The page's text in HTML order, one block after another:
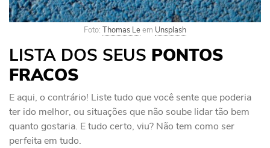
Foto: Thomas Leem Unsplash
LISTA DOS SEUS PONTOS
FRACOS
E aqui, o contrário! Liste tudo que você sente que poderia
ter ido melhor, ou situações que não soube lidar tão bem
quanto gostaria. E tudo certo, viu? Não tem como ser
perfeita em tudo.